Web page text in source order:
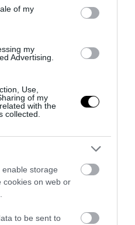
of my
my
Advertising.
Use,
of my
with the
collected.
storage
cookies on web or
to be sent to